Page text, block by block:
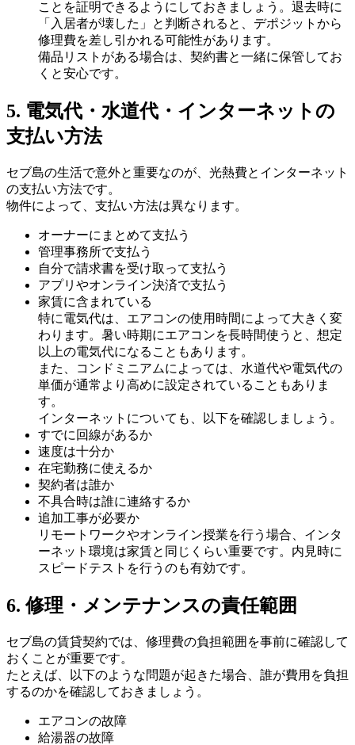
ことを証明できるようにしておきましょう。退去時に
「入居者が壊した」と判断されると、デポジットから
修理費を差し引かれる可能性があります。
備品リストがある場合は、契約書と一緒に保管してお
くと安心です。
5. 電気代・水道代・インターネットの
支払い方法
セブ島の生活で意外と重要なのが、光熱費とインターネット
の支払い方法です。
物件によって、支払い方法は異なります。
オーナーにまとめて支払う
管理事務所で支払う
自分で請求書を受け取って支払う
アプリやオンライン決済で支払う
家賃に含まれている
特に電気代は、エアコンの使用時間によって大きく変
わります。暑い時期にエアコンを長時間使うと、想定
以上の電気代になることもあります。
また、コンドミニアムによっては、水道代や電気代の
単価が通常より高めに設定されていることもありま
す。
インターネットについても、以下を確認しましょう。
すでに回線があるか
速度は十分か
在宅勤務に使えるか
契約者は誰か
不具合時は誰に連絡するか
追加工事が必要か
リモートワークやオンライン授業を行う場合、インタ
ーネット環境は家賃と同じくらい重要です。内見時に
スピードテストを行うのも有効です。
6. 修理・メンテナンスの責任範囲
セブ島の賃貸契約では、修理費の負担範囲を事前に確認して
おくことが重要です。
たとえば、以下のような問題が起きた場合、誰が費用を負担
するのかを確認しておきましょう。
エアコンの故障
給湯器の故障